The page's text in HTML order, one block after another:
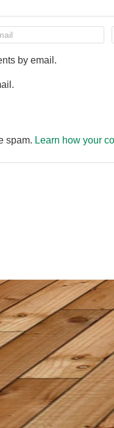
by email.
spam. Learn how your